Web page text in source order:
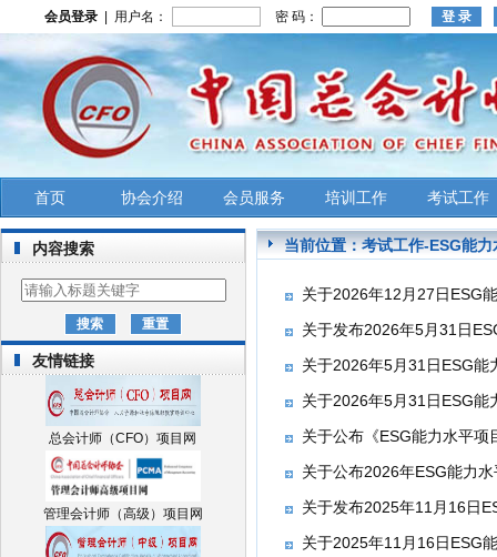
会员登录 | 用户名： 密 码：
首页 协会介绍 会员服务 培训工作 考试工作
内容搜索
友情链接
总会计师（CFO）项目网
管理会计师（高级）项目网
当前位置：考试工作-ESG能力
关于2026年12月27日ESG
关于发布2026年5月31日
关于2026年5月31日ESG能
关于2026年5月31日ESG能
关于公布《ESG能力水平
关于公布2026年ESG能力
关于发布2025年11月16日
关于2025年11月16日ESG